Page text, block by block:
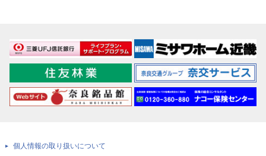
個人情報の取り扱いについて